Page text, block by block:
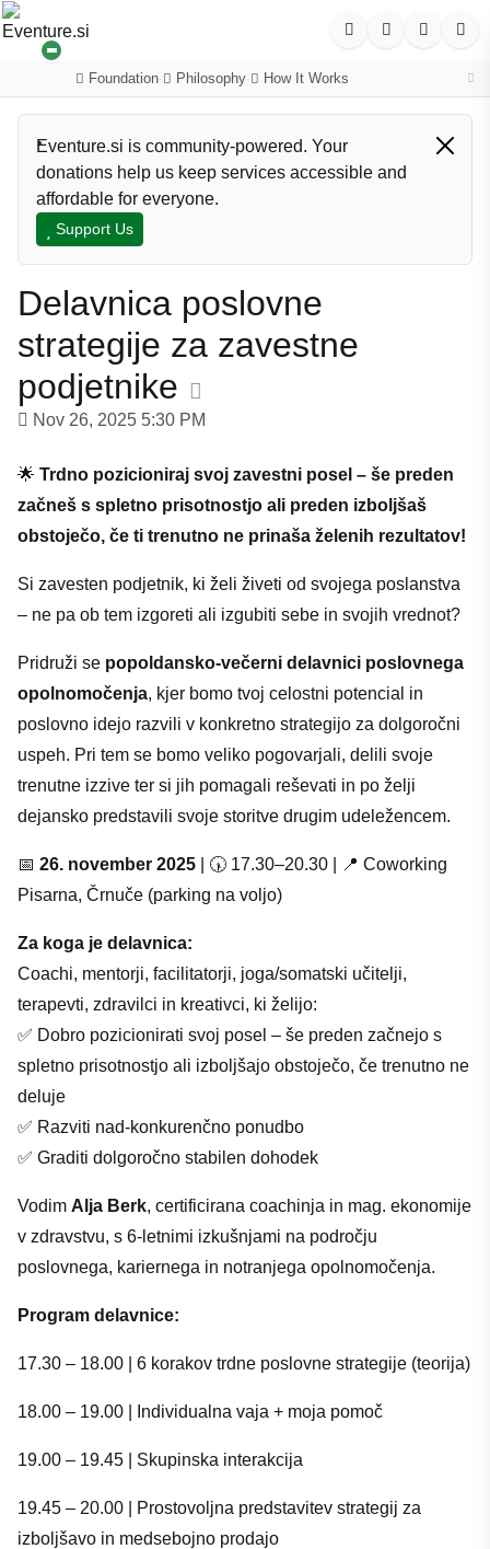
Foundation· Philosophy· How It Works
Eventure.si is community-powered. Your
donations help us keep services accessible and
affordable for everyone.
Support Us
Delavnica poslovne
strategije za zavestne
podjetnike
Nov 26, 2025 5:30 PM
🌟 Trdno pozicioniraj svoj zavestni posel – še preden
začneš s spletno prisotnostjo ali preden izboljšaš
obstoječo, če ti trenutno ne prinaša želenih rezultatov!
Si zavesten podjetnik, ki želi živeti od svojega poslanstva
– ne pa ob tem izgoreti ali izgubiti sebe in svojih vrednot?
Pridruži se popoldansko-večerni delavnici poslovnega
opolnomočenja, kjer bomo tvoj celostni potencial in
poslovno idejo razvili v konkretno strategijo za dolgoročni
uspeh. Pri tem se bomo veliko pogovarjali, delili svoje
trenutne izzive ter si jih pomagali reševati in po želji
dejansko predstavili svoje storitve drugim udeležencem.
📅 26. november 2025 | 🕠 17.30–20.30 | 📍 Coworking
Pisarna, Črnuče (parking na voljo)
Za koga je delavnica:
Coachi, mentorji, facilitatorji, joga/somatski učitelji,
terapevti, zdravilci in kreativci, ki želijo:
✅ Dobro pozicionirati svoj posel – še preden začnejo s
spletno prisotnostjo ali izboljšajo obstoječo, če trenutno ne
deluje
✅ Razviti nad-konkurenčno ponudbo
✅ Graditi dolgoročno stabilen dohodek
Vodim Alja Berk, certificirana coachinja in mag. ekonomije
v zdravstvu, s 6-letnimi izkušnjami na področju
poslovnega, kariernega in notranjega opolnomočenja.
Program delavnice:
17.30 – 18.00 | 6 korakov trdne poslovne strategije (teorija)
18.00 – 19.00 | Individualna vaja + moja pomoč
19.00 – 19.45 | Skupinska interakcija
19.45 – 20.00 | Prostovoljna predstavitev strategij za
izboljšavo in medsebojno prodajo